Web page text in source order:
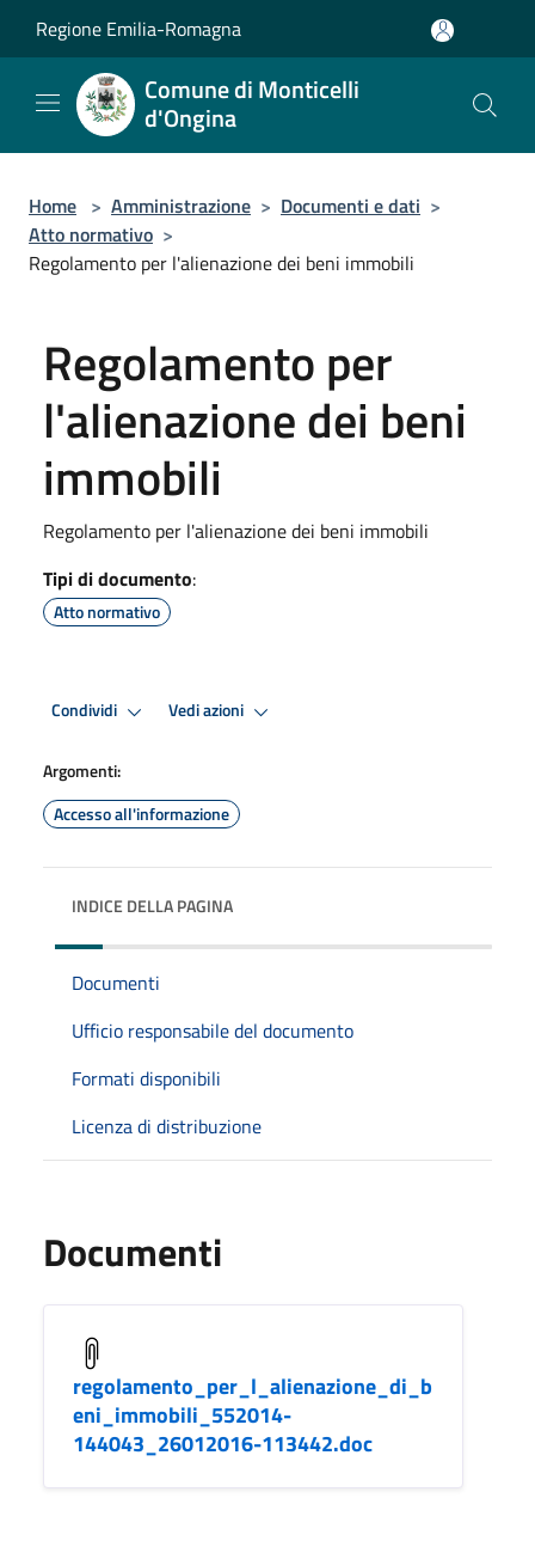
Regione Emilia-Romagna
Comune di Monticelli
d'Ongina
Home > Amministrazione > Documenti e dati >
Atto normativo >
Regolamento per l'alienazione dei beni immobili
Regolamento per
l'alienazione dei beni
immobili
Regolamento per l'alienazione dei beni immobili
Tipi di documento:
Atto normativo
Condividi Vedi azioni
Argomenti:
Accesso all'informazione
INDICE DELLA PAGINA
Documenti
Ufficio responsabile del documento
Formati disponibili
Licenza di distribuzione
Documenti
regolamento_per_l_alienazione_di_b
eni_immobili_552014-
144043_26012016-113442.doc